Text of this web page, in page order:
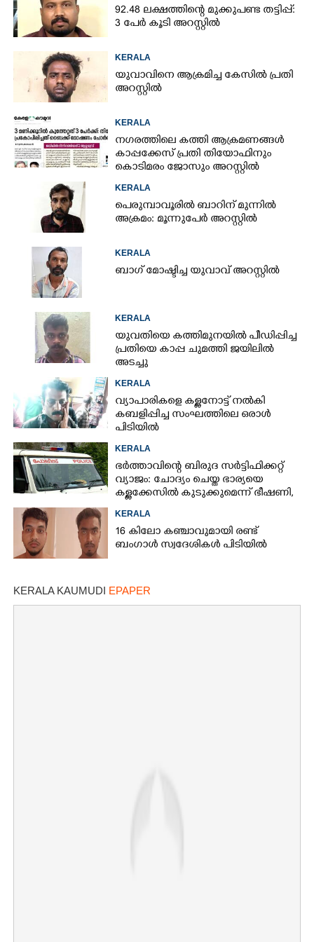
92.48 ലക്ഷത്തിന്റെ മുക്കുപണ്ട തട്ടിപ്പ്:
3 പേർ കൂടി അറസ്റ്റിൽ
KERALA
യുവാവിനെ ആക്രമിച്ച കേസിൽ പ്രതി
അറസ്റ്റിൽ
KERALA
നഗരത്തിലെ കത്തി ആക്രമണങ്ങൾ
കാപ്പക്കേസ് പ്രതി തിയോഫിനും
കൊടിമരം ജോസും അറസ്റ്റിൽ
KERALA
പെരുമ്പാവൂരിൽ ബാറിന് മുന്നിൽ
അക്രമം: മൂന്നുപേർ അറസ്റ്റിൽ
KERALA
ബാഗ് മോഷ്ടിച്ച യുവാവ് അറസ്റ്റിൽ
KERALA
യുവതിയെ കത്തിമുനയിൽ പീഡിപ്പിച്ച
പ്രതിയെ കാപ്പ ചുമത്തി ജയിലിൽ
അടച്ചു
KERALA
വ്യാപാരികളെ കള്ളനോട്ട് നൽകി
കബളിപ്പിച്ച സംഘത്തിലെ ഒരാൾ
പിടിയിൽ
KERALA
ഭർത്താവിന്റെ ബിരുദ സർട്ടിഫിക്കറ്റ്
വ്യാജം: ചോദ്യം ചെയ്ത ഭാര്യയെ
കള്ളക്കേസിൽ കുടുക്കുമെന്ന് ഭീഷണി,
കേസെടുത്തു
KERALA
16 കിലോ കഞ്ചാവുമായി രണ്ട്
ബംഗാൾ സ്വദേശികൾ പിടിയിൽ
KERALA KAUMUDI EPAPER